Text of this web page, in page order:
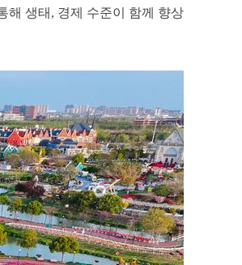
해 생태, 경제 수준이 함께 향상